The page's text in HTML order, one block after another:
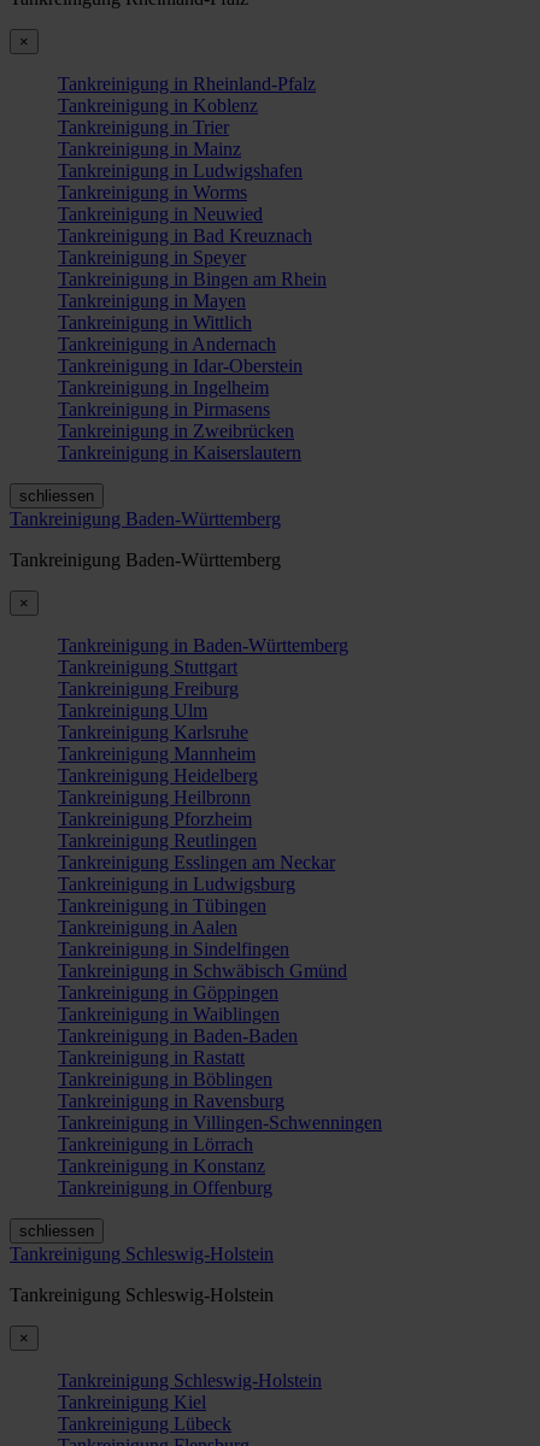
×
Tankreinigung in Rheinland-Pfalz
Tankreinigung in Koblenz
Tankreinigung in Trier
Tankreinigung in Mainz
Tankreinigung in Ludwigshafen
Tankreinigung in Worms
Tankreinigung in Neuwied
Tankreinigung in Bad Kreuznach
Tankreinigung in Speyer
Tankreinigung in Bingen am Rhein
Tankreinigung in Mayen
Tankreinigung in Wittlich
Tankreinigung in Andernach
Tankreinigung in Idar-Oberstein
Tankreinigung in Ingelheim
Tankreinigung in Pirmasens
Tankreinigung in Zweibrücken
Tankreinigung in Kaiserslautern
schliessen
Tankreinigung Baden-Württemberg
Tankreinigung Baden-Württemberg
×
Tankreinigung in Baden-Württemberg
Tankreinigung Stuttgart
Tankreinigung Freiburg
Tankreinigung Ulm
Tankreinigung Karlsruhe
Tankreinigung Mannheim
Tankreinigung Heidelberg
Tankreinigung Heilbronn
Tankreinigung Pforzheim
Tankreinigung Reutlingen
Tankreinigung Esslingen am Neckar
Tankreinigung in Ludwigsburg
Tankreinigung in Tübingen
Tankreinigung in Aalen
Tankreinigung in Sindelfingen
Tankreinigung in Schwäbisch Gmünd
Tankreinigung in Göppingen
Tankreinigung in Waiblingen
Tankreinigung in Baden-Baden
Tankreinigung in Rastatt
Tankreinigung in Böblingen
Tankreinigung in Ravensburg
Tankreinigung in Villingen-Schwenningen
Tankreinigung in Lörrach
Tankreinigung in Konstanz
Tankreinigung in Offenburg
schliessen
Tankreinigung Schleswig-Holstein
Tankreinigung Schleswig-Holstein
×
Tankreinigung Schleswig-Holstein
Tankreinigung Kiel
Tankreinigung Lübeck